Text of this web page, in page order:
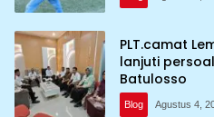
PLT.camat
lanjuti
Batulosso
Blog Agustus 4,